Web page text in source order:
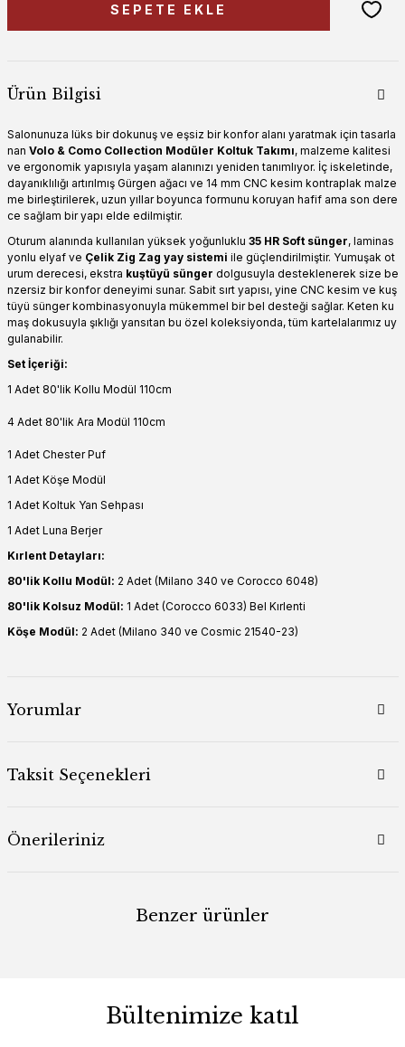
SEPETE EKLE
Ürün Bilgisi
Salonunuza lüks bir dokunuş ve eşsiz bir konfor alanı yaratmak için tasarla
nan Volo & Como Collection Modüler Koltuk Takımı, malzeme kalitesi
ve ergonomik yapısıyla yaşam alanınızı yeniden tanımlıyor. İç iskeletinde,
dayanıklılığı artırılmış Gürgen ağacı ve 14 mm CNC kesim kontraplak malze
me birleştirilerek, uzun yıllar boyunca formunu koruyan hafif ama son dere
ce sağlam bir yapı elde edilmiştir.
Oturum alanında kullanılan yüksek yoğunluklu 35 HR Soft sünger, laminas
yonlu elyaf ve Çelik Zig Zag yay sistemi ile güçlendirilmiştir. Yumuşak ot
urum derecesi, ekstra kuştüyü sünger dolgusuyla desteklenerek size be
nzersiz bir konfor deneyimi sunar. Sabit sırt yapısı, yine CNC kesim ve kuş
tüyü sünger kombinasyonuyla mükemmel bir bel desteği sağlar. Keten ku
maş dokusuyla şıklığı yansıtan bu özel koleksiyonda, tüm kartelalarımız uy
gulanabilir.
Set İçeriği:
1 Adet 80'lik Kollu Modül 110cm
4 Adet 80'lik Ara Modül 110cm
1 Adet Chester Puf
1 Adet Köşe Modül
1 Adet Koltuk Yan Sehpası
1 Adet Luna Berjer
Kırlent Detayları:
80'lik Kollu Modül: 2 Adet (Milano 340 ve Corocco 6048)
80'lik Kolsuz Modül: 1 Adet (Corocco 6033) Bel Kırlenti
Köşe Modül: 2 Adet (Milano 340 ve Cosmic 21540-23)
Yorumlar
Taksit Seçenekleri
Önerileriniz
Benzer ürünler
Bültenimize katıl